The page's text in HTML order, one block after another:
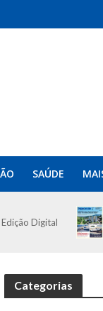
SAÚDE
Digital
Categorias